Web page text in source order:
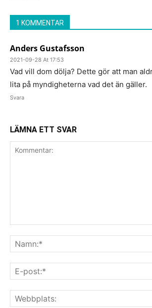
1 KOMMENTAR
Anders Gustafsson
2021-09-28 At 17:53
Vad vill dom dölja? Dette gör att man
lita på myndigheterna vad det än gäller.
Svara
LÄMNA ETT SVAR